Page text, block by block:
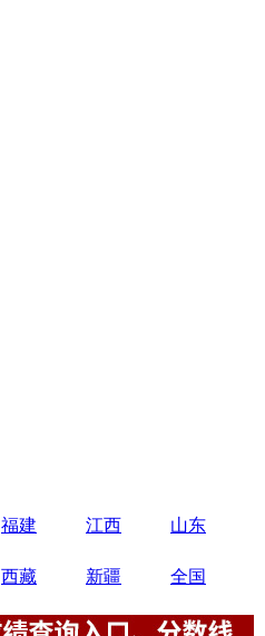
福建 江西 山东
西藏 新疆 全国